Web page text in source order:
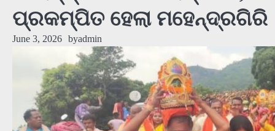
ପ୍ରକମ୍ପିତ ହେଲା ମହେନ୍ଦ୍ରଗିରି
June 3, 2026 byadmin